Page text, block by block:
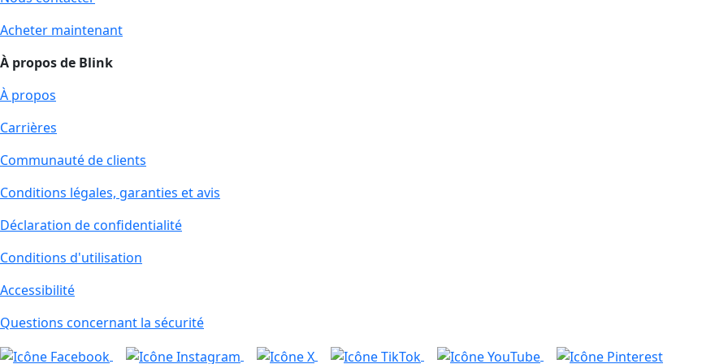
Acheter maintenant
À propos de Blink
À propos
Carrières
Communauté de clients
Conditions légales, garanties et avis
Déclaration de confidentialité
Conditions d'utilisation
Accessibilité
Questions concernant la sécurité